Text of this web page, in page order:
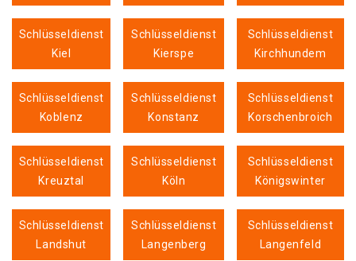
Schlüsseldienst
Kiel
Schlüsseldienst
Kierspe
Schlüsseldienst
Kirchhundem
Schlüsseldienst
Koblenz
Schlüsseldienst
Konstanz
Schlüsseldienst
Korschenbroich
Schlüsseldienst
Kreuztal
Schlüsseldienst
Köln
Schlüsseldienst
Königswinter
Schlüsseldienst
Landshut
Schlüsseldienst
Langenberg
Schlüsseldienst
Langenfeld